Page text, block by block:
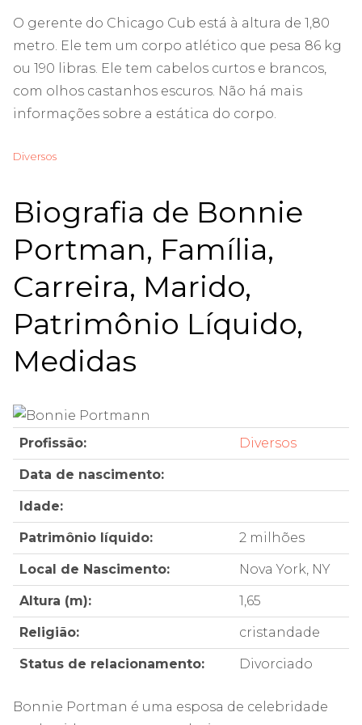
O gerente do Chicago Cub está à altura de 1,80
metro. Ele tem um corpo atlético que pesa 86 kg
ou 190 libras. Ele tem cabelos curtos e brancos,
com olhos castanhos escuros. Não há mais
informações sobre a estática do corpo.
Diversos
Biografia de Bonnie
Portman, Família,
Carreira, Marido,
Patrimônio Líquido,
Medidas
Profissão: Diversos
Data de nascimento:
Idade:
Patrimônio líquido: 2 milhões
Local de Nascimento: Nova York, NY
Altura (m): 1,65
Religião: cristandade
Status de relacionamento: Divorciado
Bonnie Portman é uma esposa de celebridade